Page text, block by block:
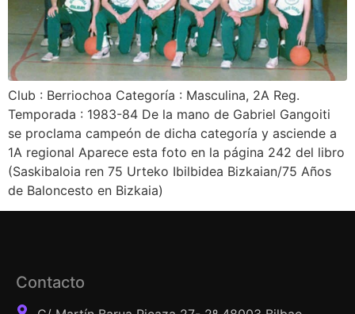
Club : Berriochoa Categoría : Masculina, 2A Reg.
Temporada : 1983-84 De la mano de Gabriel Gangoiti
se proclama campeón de dicha categoría y asciende a
1A regional Aparece esta foto en la página 242 del libro
(Saskibaloia ren 75 Urteko Ibilbidea Bizkaian/75 Años
de Baloncesto en Bizkaia)
Contacto